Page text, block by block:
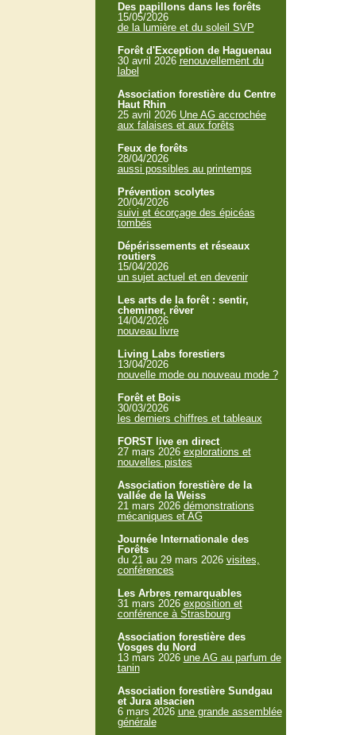
Des papillons dans les forêts
15/05/2026
de la lumière et du soleil SVP
Forêt d'Exception de Haguenau
30 avril 2026 renouvellement du
label
Association forestière du Centre
Haut Rhin
25 avril 2026 Une AG accrochée
aux falaises et aux forêts
Feux de forêts
28/04/2026
aussi possibles au printemps
Prévention scolytes
20/04/2026
suivi et écorçage des épicéas
tombés
Dépérissements et réseaux
routiers
15/04/2026
un sujet actuel et en devenir
Les arts de la forêt : sentir,
cheminer, rêver
14/04/2026
nouveau livre
Living Labs forestiers
13/04/2026
nouvelle mode ou nouveau mode ?
Forêt et Bois
30/03/2026
les derniers chiffres et tableaux
FORST live en direct
27 mars 2026 explorations et
nouvelles pistes
Association forestière de la
vallée de la Weiss
21 mars 2026 démonstrations
mécaniques et AG
Journée Internationale des
Forêts
du 21 au 29 mars 2026 visites,
conférences
Les Arbres remarquables
31 mars 2026 exposition et
conférence à Strasbourg
Association forestière des
Vosges du Nord
13 mars 2026 une AG au parfum de
tanin
Association forestière Sundgau
et Jura alsacien
6 mars 2026 une grande assemblée
générale